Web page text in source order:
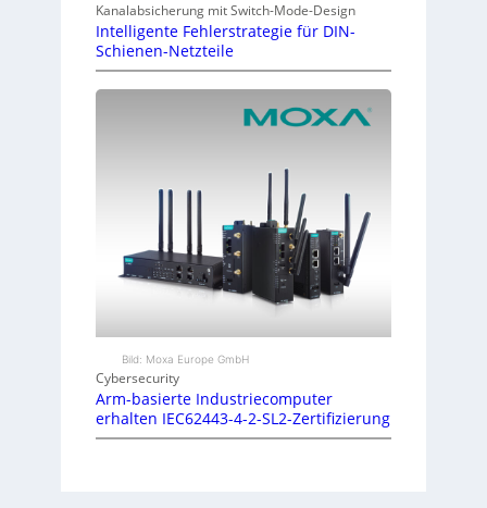
Kanalabsicherung mit Switch-Mode-Design
Intelligente Fehlerstrategie für DIN-
Schienen-Netzteile
Bild: Moxa Europe GmbH
Cybersecurity
Arm-basierte Industriecomputer
erhalten IEC62443-4-2-SL2-Zertifizierung